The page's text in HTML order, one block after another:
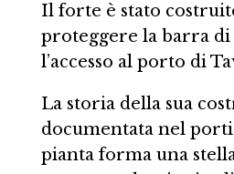
Il forte è stato
proteggere la barra di
l’accesso al porto di
La storia della sua
documentata nel
pianta forma una